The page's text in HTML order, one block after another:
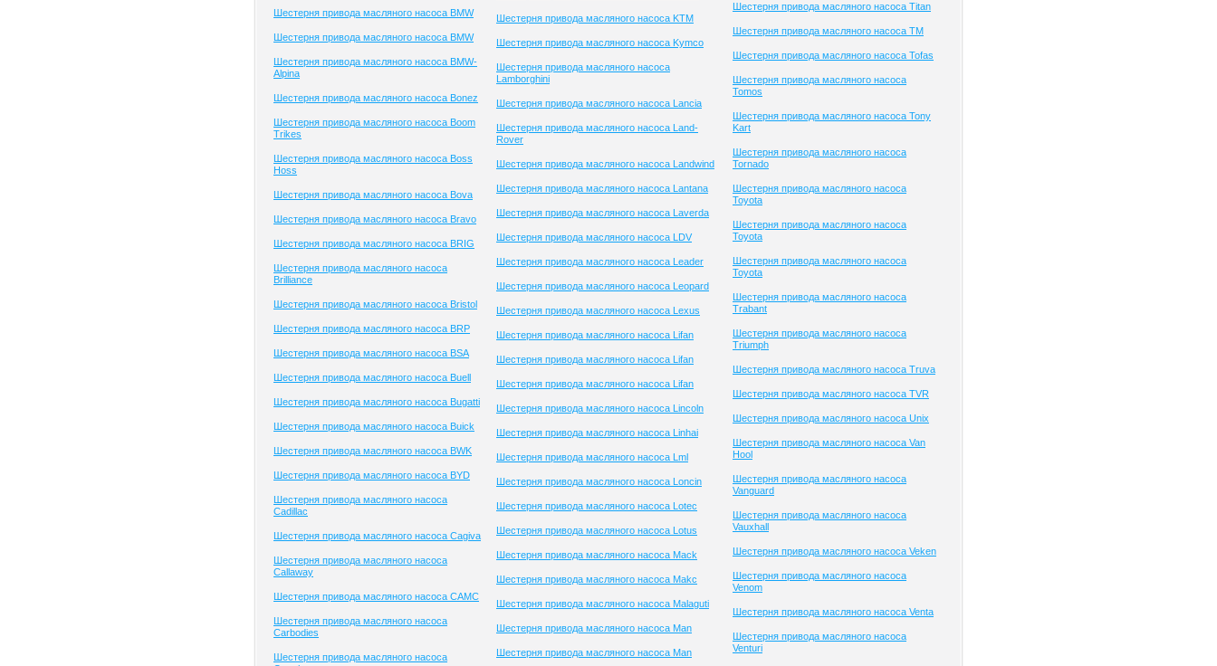
Шестерня привода масляного насоса BMW
Шестерня привода масляного насоса BMW
Шестерня привода масляного насоса BMW-
Alpina
Шестерня привода масляного насоса Bonez
Шестерня привода масляного насоса Boom
Trikes
Шестерня привода масляного насоса Boss
Hoss
Шестерня привода масляного насоса Bova
Шестерня привода масляного насоса Bravo
Шестерня привода масляного насоса BRIG
Шестерня привода масляного насоса
Brilliance
Шестерня привода масляного насоса Bristol
Шестерня привода масляного насоса BRP
Шестерня привода масляного насоса BSA
Шестерня привода масляного насоса Buell
Шестерня привода масляного насоса Bugatti
Шестерня привода масляного насоса Buick
Шестерня привода масляного насоса BWK
Шестерня привода масляного насоса BYD
Шестерня привода масляного насоса
Cadillac
Шестерня привода масляного насоса Cagiva
Шестерня привода масляного насоса
Callaway
Шестерня привода масляного насоса CAMC
Шестерня привода масляного насоса
Carbodies
Шестерня привода масляного насоса
Шестерня привода масляного насоса KTM
Шестерня привода масляного насоса Kymco
Шестерня привода масляного насоса
Lamborghini
Шестерня привода масляного насоса Lancia
Шестерня привода масляного насоса Land-
Rover
Шестерня привода масляного насоса Landwind
Шестерня привода масляного насоса Lantana
Шестерня привода масляного насоса Laverda
Шестерня привода масляного насоса LDV
Шестерня привода масляного насоса Leader
Шестерня привода масляного насоса Leopard
Шестерня привода масляного насоса Lexus
Шестерня привода масляного насоса Lifan
Шестерня привода масляного насоса Lifan
Шестерня привода масляного насоса Lifan
Шестерня привода масляного насоса Lincoln
Шестерня привода масляного насоса Linhai
Шестерня привода масляного насоса Lml
Шестерня привода масляного насоса Loncin
Шестерня привода масляного насоса Lotec
Шестерня привода масляного насоса Lotus
Шестерня привода масляного насоса Mack
Шестерня привода масляного насоса Makc
Шестерня привода масляного насоса Malaguti
Шестерня привода масляного насоса Man
Шестерня привода масляного насоса Man
Шестерня привода масляного насоса Titan
Шестерня привода масляного насоса TM
Шестерня привода масляного насоса Tofas
Шестерня привода масляного насоса
Tomos
Шестерня привода масляного насоса Tony
Kart
Шестерня привода масляного насоса
Tornado
Шестерня привода масляного насоса
Toyota
Шестерня привода масляного насоса
Toyota
Шестерня привода масляного насоса
Toyota
Шестерня привода масляного насоса
Trabant
Шестерня привода масляного насоса
Triumph
Шестерня привода масляного насоса Truva
Шестерня привода масляного насоса TVR
Шестерня привода масляного насоса Unix
Шестерня привода масляного насоса Van
Hool
Шестерня привода масляного насоса
Vanguard
Шестерня привода масляного насоса
Vauxhall
Шестерня привода масляного насоса Veken
Шестерня привода масляного насоса
Venom
Шестерня привода масляного насоса Venta
Шестерня привода масляного насоса
Venturi